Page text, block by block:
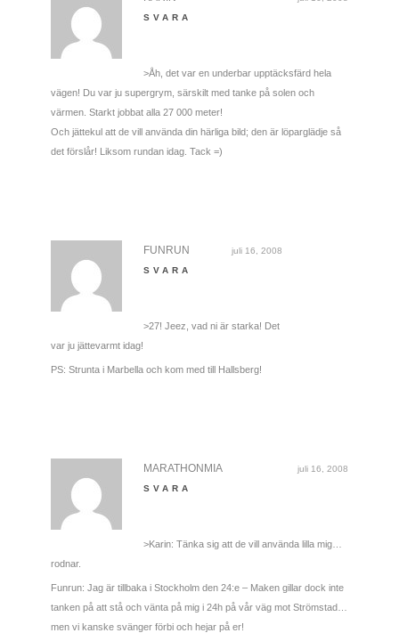
SVARA
>Åh, det var en underbar upptäcksfärd hela
vägen! Du var ju supergrym, särskilt med tanke på solen och
värmen. Starkt jobbat alla 27 000 meter!
Och jättekul att de vill använda din härliga bild; den är löparglädje så
det förslår! Liksom rundan idag. Tack =)
juli 16, 2008
FUNRUN
SVARA
>27! Jeez, vad ni är starka! Det
var ju jättevarmt idag!
PS: Strunta i Marbella och kom med till Hallsberg!
juli 16, 2008
MARATHONMIA
SVARA
>Karin: Tänka sig att de vill använda lilla mig…
rodnar.
Funrun: Jag är tillbaka i Stockholm den 24:e – Maken gillar dock inte
tanken på att stå och vänta på mig i 24h på vår väg mot Strömstad…
men vi kanske svänger förbi och hejar på er!